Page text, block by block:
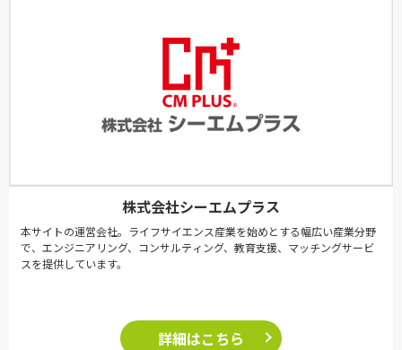
株式会社シーエムプラス
本サイトの運営会社。ライフサイエンス産業を始めとする幅広い産業分野
で、エンジニアリング、コンサルティング、教育支援、マッチングサービ
スを提供しています。
詳細はこちら